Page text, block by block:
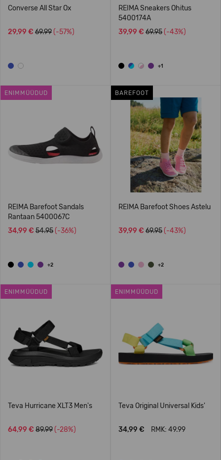
Converse All Star Ox
29,99 € 69.99 (-57%)
REIMA Sneakers Ohitus
5400174A
39,99 € 69.95 (-43%)
+1
ENIMMÜÜDUD
REIMA Barefoot Sandals
Rantaan 5400067C
34,99 € 54.95 (-36%)
+2
BAREFOOT
REIMA Barefoot Shoes Astelu
39,99 € 69.95 (-43%)
+2
ENIMMÜÜDUD
Teva Hurricane XLT3 Men's
64,99 € 89.99 (-28%)
ENIMMÜÜDUD
Teva Original Universal Kids'
34,99 € RMK: 49.99